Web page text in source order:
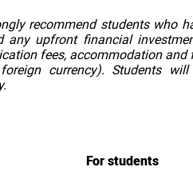
recommend students who
any upfront financial
fees, accommodation and
currency). Students
For students